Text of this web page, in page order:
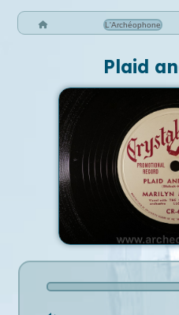
L'Archéophone
Plaid